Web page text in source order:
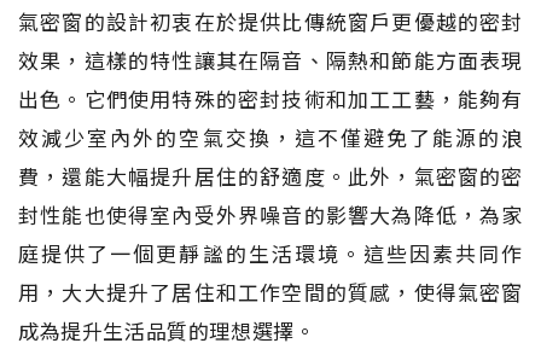
氣密窗的設計初衷在於提供比傳統窗戶更優越的密封
效果，這樣的特性讓其在隔音、隔熱和節能方面表現
出色。它們使用特殊的密封技術和加工工藝，能夠有
效減少室內外的空氣交換，這不僅避免了能源的浪
費，還能大幅提升居住的舒適度。此外，氣密窗的密
封性能也使得室內受外界噪音的影響大為降低，為家
庭提供了一個更靜謐的生活環境。這些因素共同作
用，大大提升了居住和工作空間的質感，使得氣密窗
成為提升生活品質的理想選擇。